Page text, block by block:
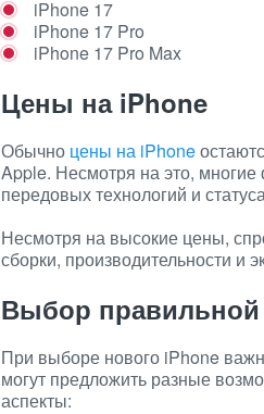
iPhone 17
iPhone 17 Pro
iPhone 17 Pro Max
Цены на iPhone
Обычно цены на iPhone
Apple. Несмотря на это,
передовых технологий и
Несмотря на высокие цены,
сборки, производительности и
Выбор
При выборе нового iPhone
могут предложить разные
аспекты: